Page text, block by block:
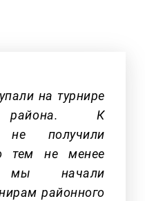
на турнире
района. К
получили
тем не менее
мы начали
районного